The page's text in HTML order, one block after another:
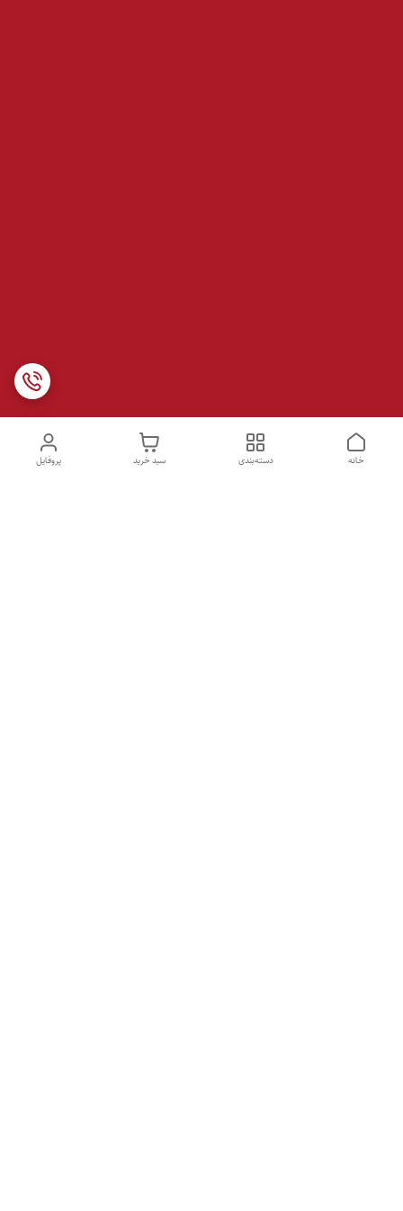
پروفایل سبد خرید دسته‌بندی خانه